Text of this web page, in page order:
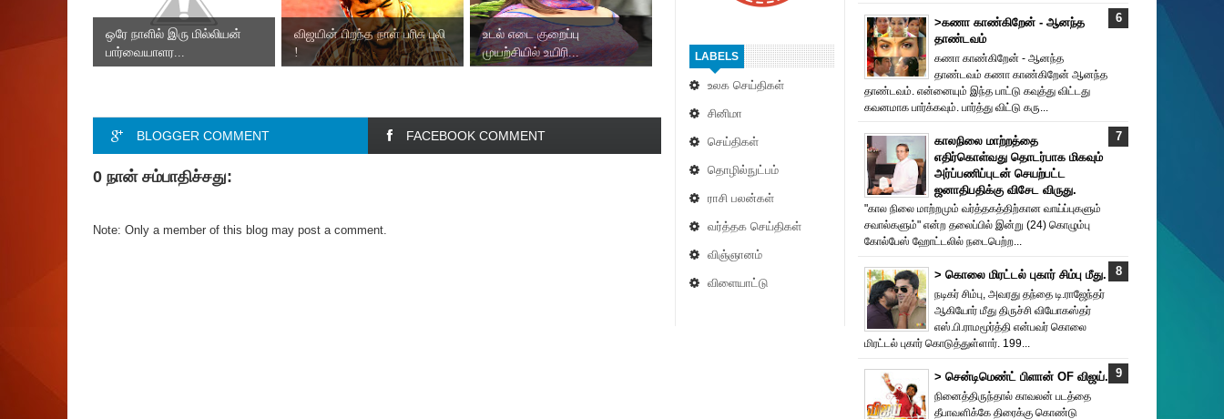
LABELS
உலக செய்திகள்
சினிமா
செய்திகள்
தொழில்நுட்பம்
ராசி பலன்கள்
வர்த்தக செய்திகள்
விஞ்ஞானம்
விளையாட்டு
ஒரே நாளில் இரு மில்லியன்
பார்வையாளர...
விஜயின் பிறந்த நாள் பரிசு புலி
!
உடல் எடை குறைப்பு
முயற்சியில் உயிரி...
BLOGGER COMMENT FACEBOOK COMMENT
0 நான் சம்பாதிச்சது:
Note: Only a member of this blog may post a comment.
>கணா காண்கிறேன் - ஆனந்த
தாண்டவம்
கணா காண்கிறேன் - ஆனந்த
தாண்டவம் கணா காண்கிறேன் ஆனந்த
தாண்டவம். என்னையும் இந்த பாட்டு கவுத்து விட்டது
கவனமாக பார்க்கவும். பார்த்து விட்டு கரு...
காலநிலை மாற்றத்தை
எதிர்கொள்வது தொடர்பாக மிகவும்
அர்ப்பணிப்புடன் செயற்பட்ட
ஜனாதிபதிக்கு விசேட விருது.
"கால நிலை மாற்றமும் வர்த்தகத்திற்கான வாய்ப்புகளும்
சவால்களும்" என்ற தலைப்பில் இன்று (24) கொழும்பு
கோல்பேஸ் ஹோட்டலில் நடைபெற்ற...
> கொலை மிரட்டல் புகார் சிம்பு மீது.
நடிகர் சிம்பு, அவரது தந்தை டி.ராஜேந்தர்
ஆகியோர் மீது திருச்சி வியோகஸ்தர்
எஸ்.பி.ராமமூர்த்தி என்பவர் கொலை
மிரட்டல் புகார் கொடுத்துள்ளார். 199...
> சென்டிமெண்ட் பிளான் OF விஜய்.
நினைத்திருந்தால் காவலன் படத்தை
தீபாவளிக்கே திரைக்கு கொண்டு